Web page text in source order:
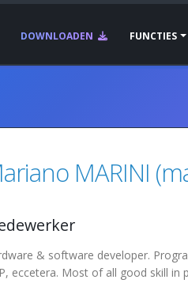
DOWNLOADEN FUNCTIES
MARINI
& software developer.
eccetera. Most of all good skill in